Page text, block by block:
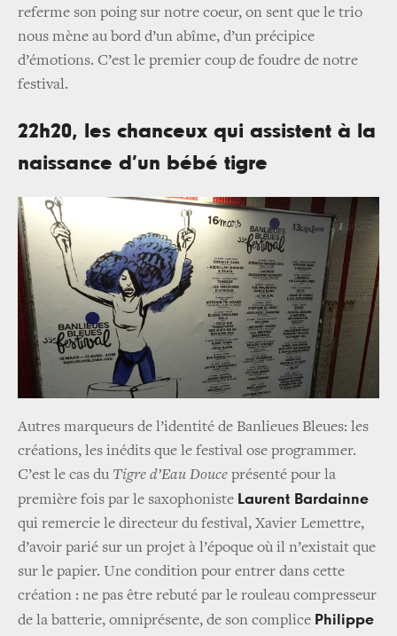
referme son poing sur notre coeur, on sent que le trio
nous mène au bord d’un abîme, d’un précipice
d’émotions. C’est le premier coup de foudre de notre
festival.
22h20, les chanceux qui assistent à la
naissance d’un bébé tigre
Autres marqueurs de l’identité de Banlieues Bleues: les
créations, les inédits que le festival ose programmer.
C’est le cas du Tigre d’Eau Douce présenté pour la
première fois par le saxophoniste Laurent Bardainne
qui remercie le directeur du festival, Xavier Lemettre,
d’avoir parié sur un projet à l’époque où il n’existait que
sur le papier. Une condition pour entrer dans cette
création : ne pas être rebuté par le rouleau compresseur
de la batterie, omniprésente, de son complice Philippe